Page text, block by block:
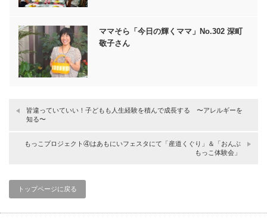
ママそら「今日の輝くママ」No.302 深町
敬子さん
皆違っていていい！子どもも人生経験を積んで成長する 〜アレルギーを
知る〜
もっこプロジェクト④はあもにいフェスタにて「産道くぐり」＆「おんぶ
もっこ体験会」
トップページに戻る